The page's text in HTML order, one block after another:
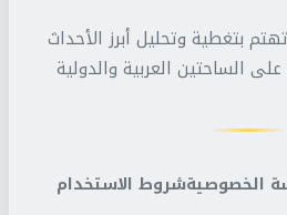
بتغطية وتحليل أبرز الأحداث
الساحتين العربية والدولية
الخصوصيةشروط الاستخدام